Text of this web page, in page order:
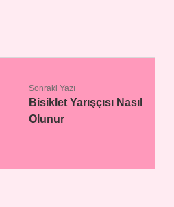
Sonraki Yazı
Bisiklet Yarışçısı Nasıl
Olunur